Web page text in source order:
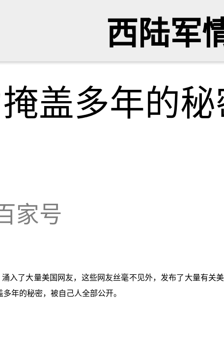
西陆军
盖多年的
家号
入了大量美国网友，这些网友丝毫不见外，发布了大量有关
年的秘密，被自己人全部公开。